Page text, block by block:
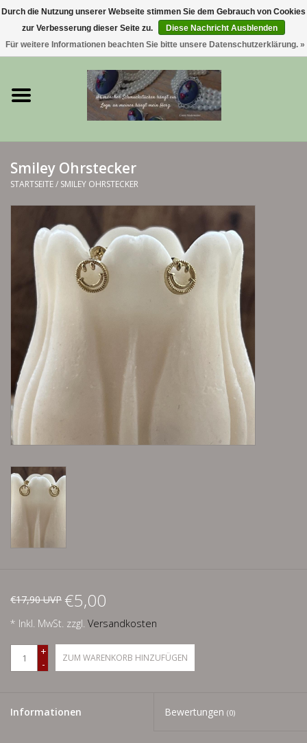
0 Artikel - €0,00
Trachtenschmuck & Ketten
exklusive Kropfketten
925 Silberschmuck
BERGliebe-Kollektion
Blütenkranzkollektion
I ❤️ bayerischer Wald Armband
Lieblingsmensch Kollektion
Ohrringe & Ohrstecker
Armbänder
individuell gravierbarer
Schmuck
Accessoires
Men
Schnäppchenecke
Smiley Ohrstecker
STARTSEITE/ SMILEY OHRSTECKER
€17,90 UVP €5,00
* Inkl. MwSt. zzgl. Versandkosten
+
-
ZUM WARENKORB HINZUFÜGEN
Informationen Bewertungen (0)
Durch die Nutzung unserer Webseite stimmen Sie dem Gebrauch von Cookies
zur Verbesserung dieser Seite zu.
Diese Nachricht Ausblenden
Für weitere Informationen beachten Sie bitte unsere Datenschutzerklärung. »